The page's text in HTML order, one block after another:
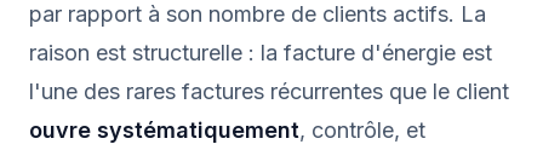
par rapport à son nombre de clients actifs. La
raison est structurelle : la facture d'énergie est
l'une des rares factures récurrentes que le client
ouvre systématiquement, contrôle, et